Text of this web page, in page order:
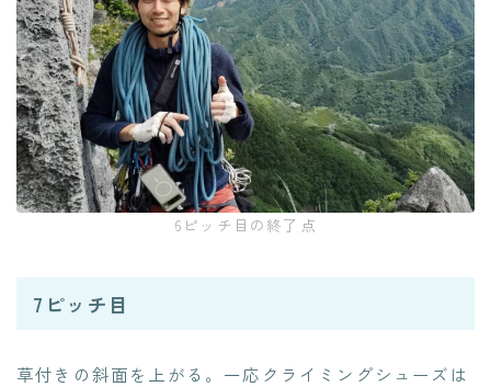
6ピッチ目の終了点
7ピッチ目
草付きの斜面を上がる。一応クライミングシューズは